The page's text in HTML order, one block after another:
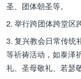
圣、团体朝圣等。
2. 举行跨团体跨堂区
3. 复兴教会日常传统
等祈祷活动，如泰泽
礼、圣母敬礼、若瑟